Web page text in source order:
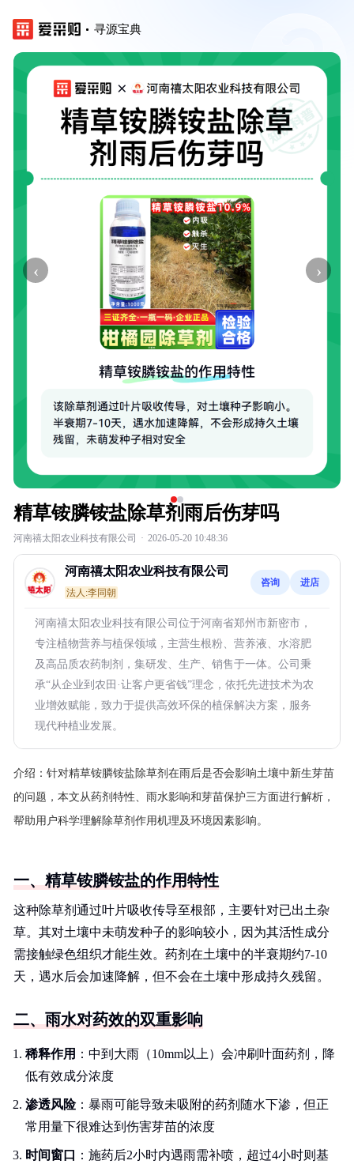
寻源宝典
‹ ›
精草铵膦铵盐除草剂雨后伤芽吗
河南禧太阳农业科技有限公司 · 2026-05-20 10:48:36
河南禧太阳农业科技有限公司
法人:李同朝
咨询 进店
河南禧太阳农业科技有限公司位于河南省郑州市新密市，
专注植物营养与植保领域，主营生根粉、营养液、水溶肥
及高品质农药制剂，集研发、生产、销售于一体。公司秉
承“从企业到农田·让客户更省钱”理念，依托先进技术为农
业增效赋能，致力于提供高效环保的植保解决方案，服务
现代种植业发展。
介绍： 针对精草铵膦铵盐除草剂在雨后是否会影响土壤中新生芽苗
的问题，本文从药剂特性、雨水影响和芽苗保护三方面进行解析，
帮助用户科学理解除草剂作用机理及环境因素影响。
一、精草铵膦铵盐的作用特性
这种除草剂通过叶片吸收传导至根部，主要针对已出土杂
草。其对土壤中未萌发种子的影响较小，因为其活性成分
需接触绿色组织才能生效。药剂在土壤中的半衰期约7-10
天，遇水后会加速降解，但不会在土壤中形成持久残留。
二、雨水对药效的双重影响
稀释作用 ：中到大雨（10mm以上）会冲刷叶面药剂，降
低有效成分浓度
渗透风险：暴雨可能导致未吸附的药剂随水下渗，但正
常用量下很难达到伤害芽苗的浓度
时间窗口
：施药后2小时内遇雨需补喷，超过4小时则基